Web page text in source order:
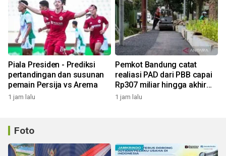
Piala Presiden - Prediksi
pertandingan dan susunan
pemain Persija vs Arema
1 jam lalu
Pemkot Bandung catat
realiasi PAD dari PBB capai
Rp307 miliar hingga akhir
Juli 2026
1 jam lalu
Foto